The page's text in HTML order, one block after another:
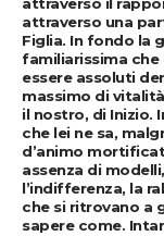
attraverso una
Figlia. In fondo la
familiarissima che
essere assoluti
massimo di
il nostro, di Inizio.
che lei ne sa,
d’animo
assenza di
l’indifferenza, la
che si ritrovano a
sapere come.